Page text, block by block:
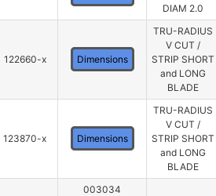
DIAM 2.0
122660-x Dimensions
TRU-RADIUS
V CUT /
STRIP SHORT
and LONG
BLADE
123870-x Dimensions
TRU-RADIUS
V CUT /
STRIP SHORT
and LONG
BLADE
003034